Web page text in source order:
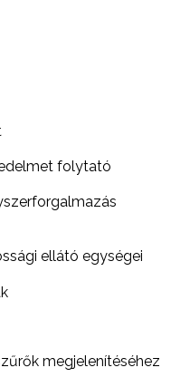
folytató
ellátó egységei
megjelenítéséhez